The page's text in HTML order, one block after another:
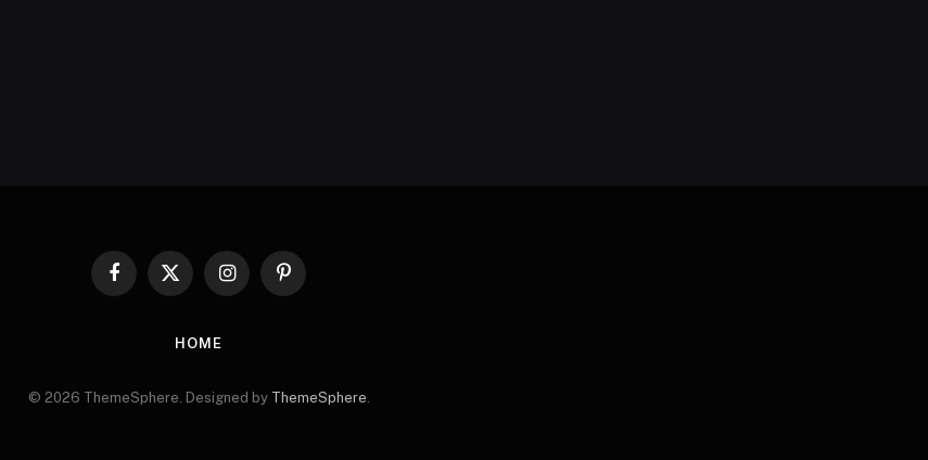
Facebook
X
InstagramPinterest
HOME
© 2026 ThemeSphere. Designed by ThemeSphere.